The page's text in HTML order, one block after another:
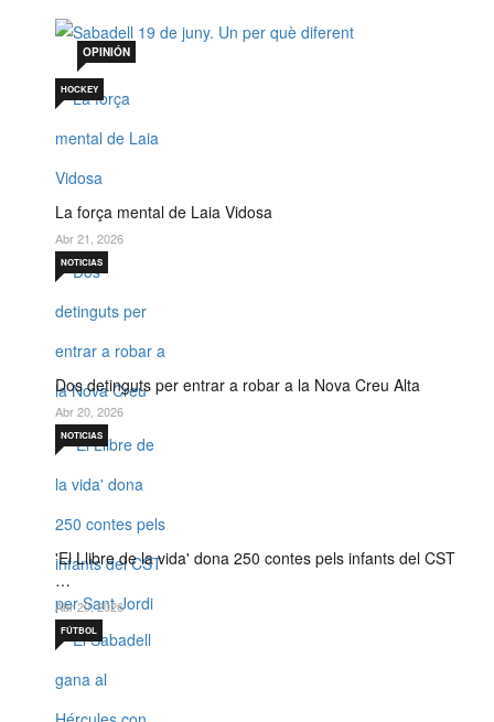
OPINIÓN
La força mental de Laia Vidosa
HOCKEY
Abr 21, 2026
Dos detinguts per entrar a robar a la Nova Creu Alta
NOTICIAS
Abr 20, 2026
'El Llibre de la vida' dona 250 contes pels infants del CST
…
NOTICIAS
Abr 20, 2026
FÚTBOL